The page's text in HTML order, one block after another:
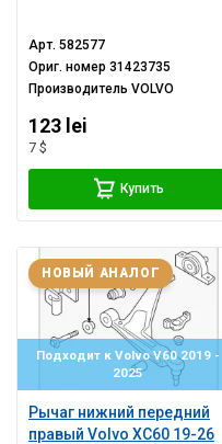
Арт.582577
Ориг. номер31423735
ПроизводительVOLVO
123 lei
7 $
Купить
Подходит к Volvo V60 2019 -
2025
Рычаг нижний передний
правый Volvo XC60 19-26
НОВЫЙ АНАЛОГ